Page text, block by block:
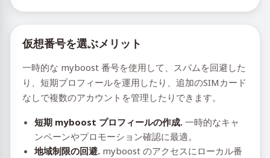
仮想番号を選ぶメリット
一時的な myboost 番号を使用して、スパムを回避した
り、短期プロフィールを運用したり、追加のSIMカード
なしで複数のアカウントを管理したりできます。
短期 myboost プロフィールの作成. 一時的なキャ
ンペーンやプロモーション確認に最適。
地域制限の回避. myboost のアクセスにローカル番